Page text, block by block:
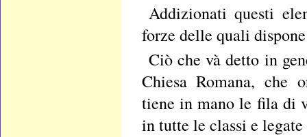
Addizionati questi
forze delle quali
Ciò che và detto in
Chiesa Romana, che
tiene in mano le fila di
in tutte le classi e